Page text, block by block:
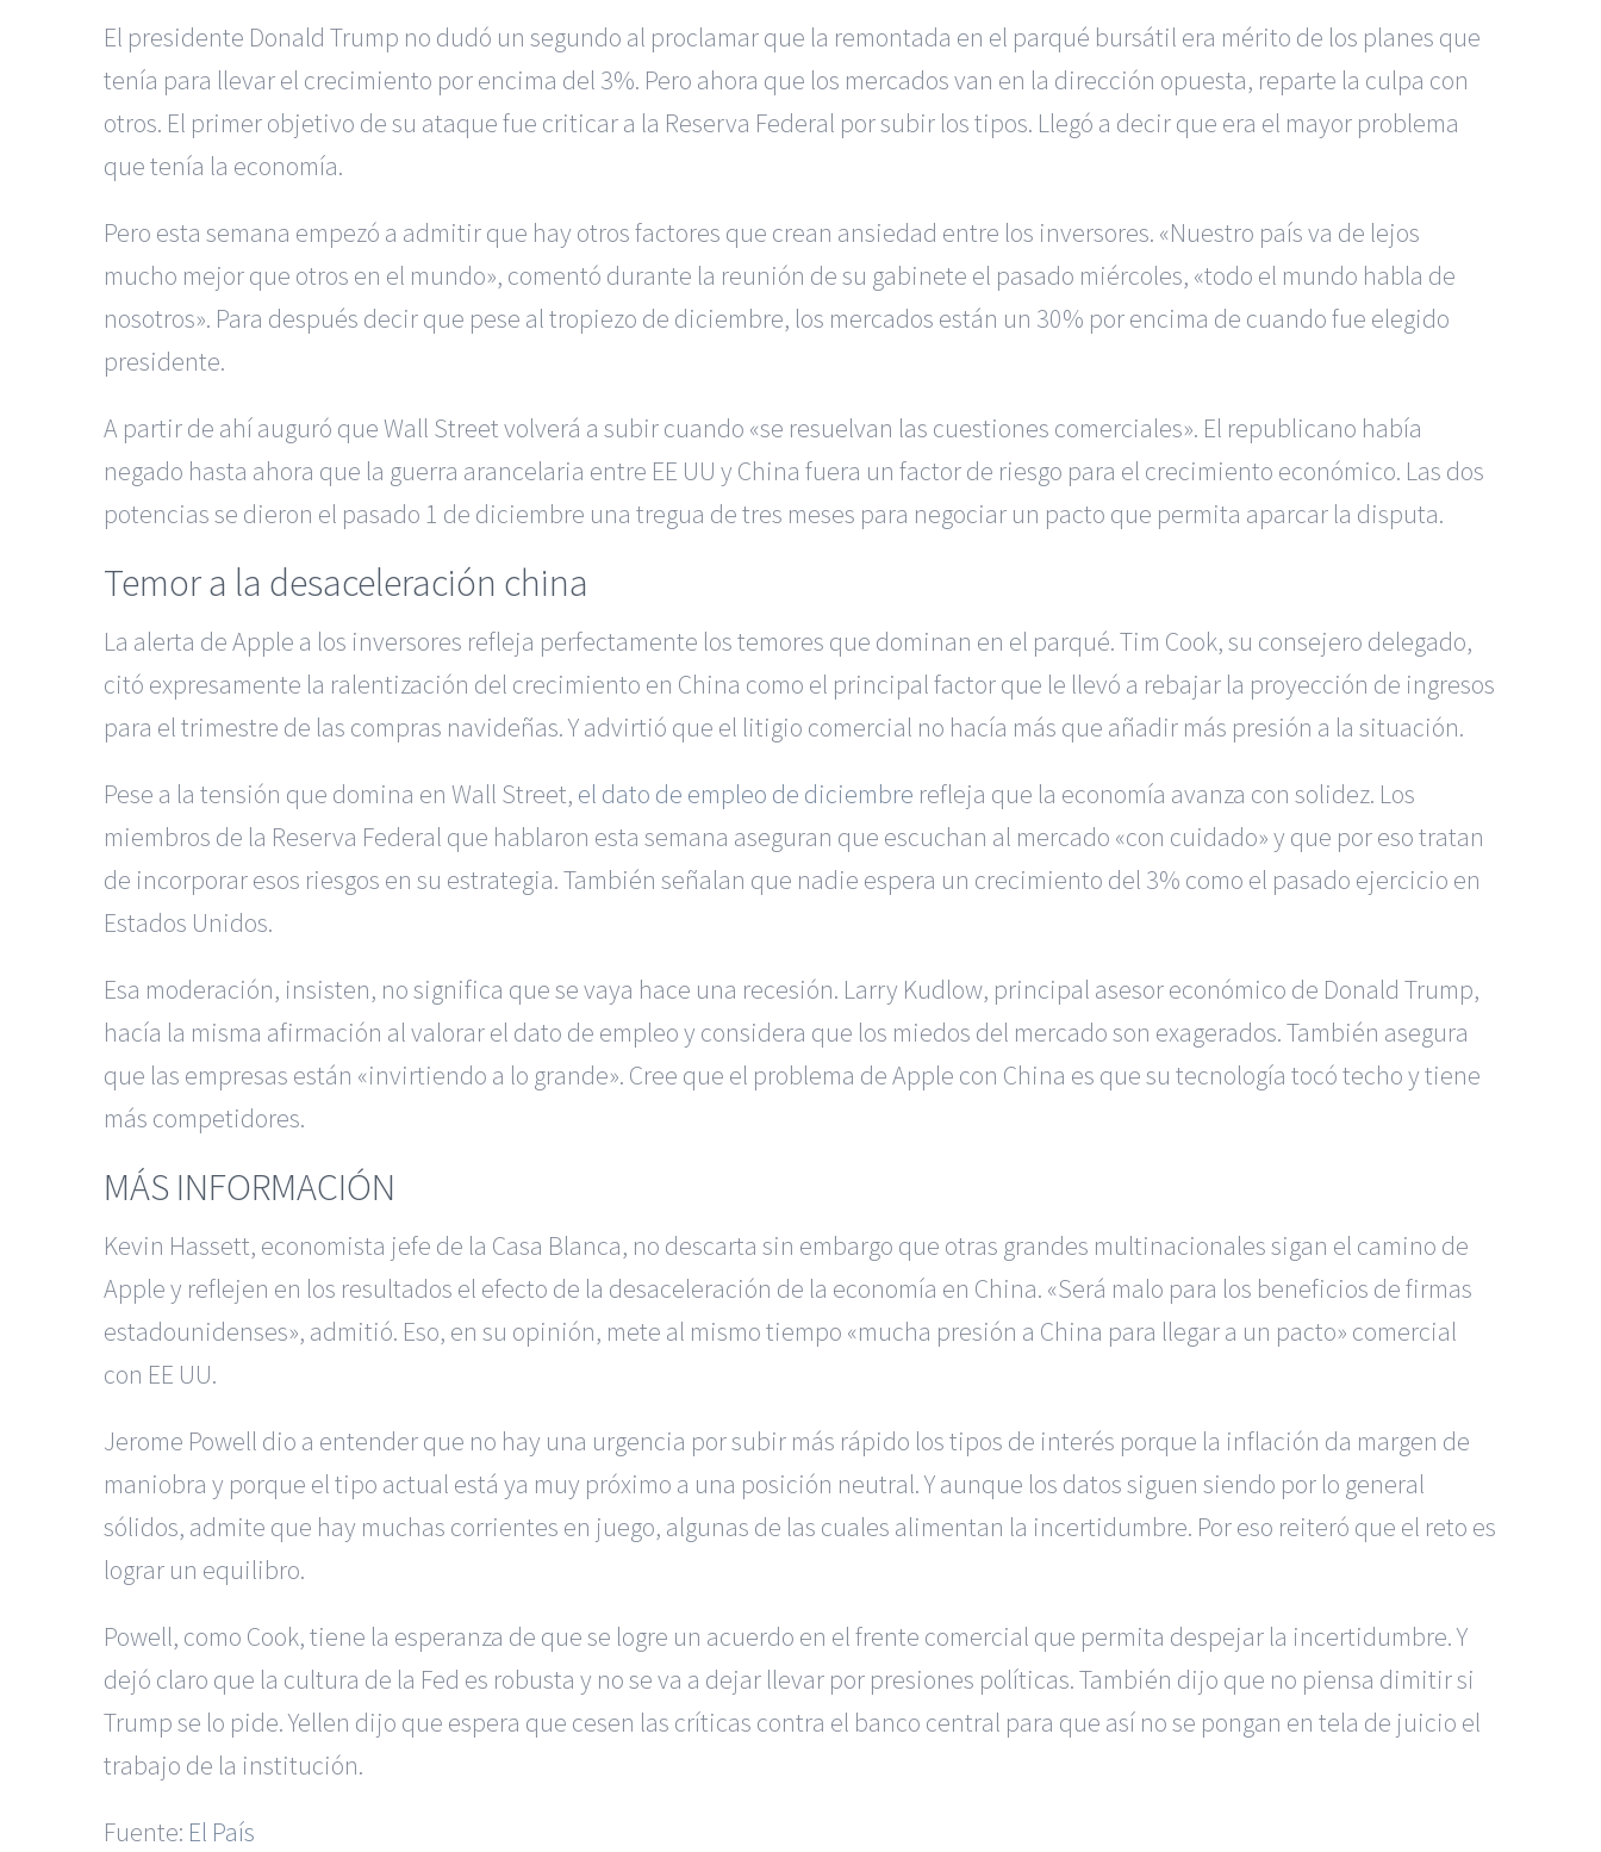
El presidente Donald Trump no dudó un segundo al proclamar que la remontada en el parqué bursátil era mérito de los planes que
tenía para llevar el crecimiento por encima del 3%. Pero ahora que los mercados van en la dirección opuesta, reparte la culpa con
otros. El primer objetivo de su ataque fue criticar a la Reserva Federal por subir los tipos. Llegó a decir que era el mayor problema
que tenía la economía.
Pero esta semana empezó a admitir que hay otros factores que crean ansiedad entre los inversores. «Nuestro país va de lejos
mucho mejor que otros en el mundo», comentó durante la reunión de su gabinete el pasado miércoles, «todo el mundo habla de
nosotros». Para después decir que pese al tropiezo de diciembre, los mercados están un 30% por encima de cuando fue elegido
presidente.
A partir de ahí auguró que Wall Street volverá a subir cuando «se resuelvan las cuestiones comerciales». El republicano había
negado hasta ahora que la guerra arancelaria entre EE UU y China fuera un factor de riesgo para el crecimiento económico. Las dos
potencias se dieron el pasado 1 de diciembre una tregua de tres meses para negociar un pacto que permita aparcar la disputa.
Temor a la desaceleración china
La alerta de Apple a los inversores refleja perfectamente los temores que dominan en el parqué. Tim Cook, su consejero delegado,
citó expresamente la ralentización del crecimiento en China como el principal factor que le llevó a rebajar la proyección de ingresos
para el trimestre de las compras navideñas. Y advirtió que el litigio comercial no hacía más que añadir más presión a la situación.
Pese a la tensión que domina en Wall Street, el dato de empleo de diciembre refleja que la economía avanza con solidez. Los
miembros de la Reserva Federal que hablaron esta semana aseguran que escuchan al mercado «con cuidado» y que por eso tratan
de incorporar esos riesgos en su estrategia. También señalan que nadie espera un crecimiento del 3% como el pasado ejercicio en
Estados Unidos.
Esa moderación, insisten, no significa que se vaya hace una recesión. Larry Kudlow, principal asesor económico de Donald Trump,
hacía la misma afirmación al valorar el dato de empleo y considera que los miedos del mercado son exagerados. También asegura
que las empresas están «invirtiendo a lo grande». Cree que el problema de Apple con China es que su tecnología tocó techo y tiene
más competidores.
MÁS INFORMACIÓN
Kevin Hassett, economista jefe de la Casa Blanca, no descarta sin embargo que otras grandes multinacionales sigan el camino de
Apple y reflejen en los resultados el efecto de la desaceleración de la economía en China. «Será malo para los beneficios de firmas
estadounidenses», admitió. Eso, en su opinión, mete al mismo tiempo «mucha presión a China para llegar a un pacto» comercial
con EE UU.
Jerome Powell dio a entender que no hay una urgencia por subir más rápido los tipos de interés porque la inflación da margen de
maniobra y porque el tipo actual está ya muy próximo a una posición neutral. Y aunque los datos siguen siendo por lo general
sólidos, admite que hay muchas corrientes en juego, algunas de las cuales alimentan la incertidumbre. Por eso reiteró que el reto es
lograr un equilibro.
Powell, como Cook, tiene la esperanza de que se logre un acuerdo en el frente comercial que permita despejar la incertidumbre. Y
dejó claro que la cultura de la Fed es robusta y no se va a dejar llevar por presiones políticas. También dijo que no piensa dimitir si
Trump se lo pide. Yellen dijo que espera que cesen las críticas contra el banco central para que así no se pongan en tela de juicio el
trabajo de la institución.
Fuente: El País